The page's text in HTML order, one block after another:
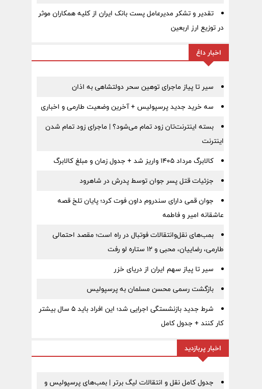
تقدیر و تشکر مدیرعامل پست بانک ایران از کلیه همکاران موثر
در توزیع ارز اربعین
اخبار داغ
سیر تا پیاز ماجرای توهین سحر دولتشاهی به اذان
سه خرید جدید پرسپولیس + آخرین وضعیت طارمی و اخباری
بسته اینترنت‌تان زود تمام می‌شود؟ | ماجرای زود تمام شدن
اینترنت
کالابرگ مرداد ۱۴۰۵ واریز شد + جدول زمان و مبلغ کالابرگ
جزئیات قتل پسر جوان توسط پدرش در شاهرود
جوان قمی دارای سندروم داون فوت کرد؛ پایان تلخ قصه
عاشقانه امیر و فاطمه
بمب‌های نقل‌وانتقالات فوتبال در راه است؛ مقصد احتمالی
طارمی، رضاییان، محبی و ۱۲ ستاره لو رفت
سیر تا پیاز سهم ایران از دریای خزر
بازگشت رسمی محسن مسلمان به پرسپولیس
شرط جدید بازنشستگی اجرایی شد؛ این افراد باید ۵ سال بیشتر
کار کنند + جدول کامل
اخبار پربازدید
جدول کامل نقل و انتقالات لیگ برتر | بمب‌های پرسپولیس و